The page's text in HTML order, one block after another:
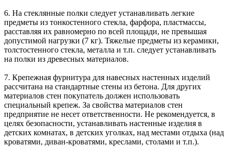
6. На стеклянные полки следует устанавливать легкие
предметы из тонкостенного стекла, фарфора, пластмассы,
расставляя их равномерно по всей площади, не превышая
допустимой нагрузки (7 кг). Тяжелые предметы из керамики,
толстостенного стекла, металла и т.п. следует устанавливать
на полки из древесных материалов.
7. Крепежная фурнитура для навесных настенных изделий
рассчитана на стандартные стены из бетона. Для других
материалов стен покупатель должен использовать
специальный крепеж. За свойства материалов стен
предприятие не несет ответственности. Не рекомендуется, в
целях безопасности, устанавливать настенные изделия в
детских комнатах, в детских уголках, над местами отдыха (над
кроватями, диван-кроватями, креслами, столами и т.п.).